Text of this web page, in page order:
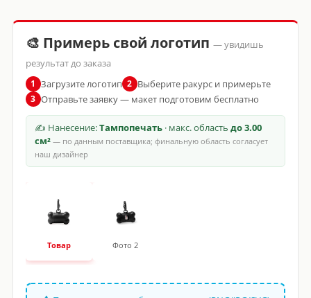
🎨 Примерь свой логотип — увидишь
результат до заказа
1 Загрузите логотип 2 Выберите ракурс и примерьте
3 Отправьте заявку — макет подготовим бесплатно
✍ Нанесение:Тампопечать· макс. область до 3.00
см²— по данным поставщика; финальную область согласует
наш дизайнер
Товар Фото 2